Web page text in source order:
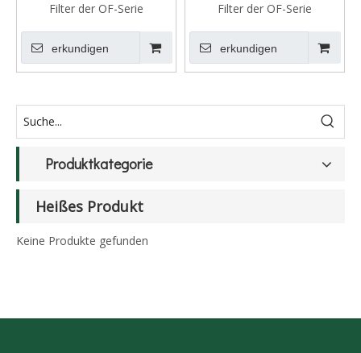
Filter der OF-Serie
erkundigen
Filter der OF-Serie
erkundigen
Produktkategorie
Heißes Produkt
Keine Produkte gefunden